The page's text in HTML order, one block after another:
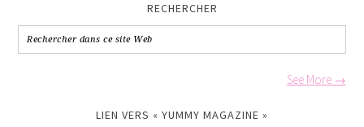
RECHERCHER
See More →
LIEN VERS « YUMMY MAGAZINE »